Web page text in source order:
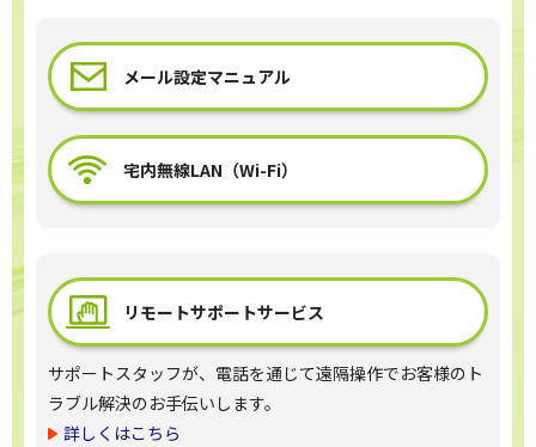
メール設定マニュアル
宅内無線LAN（Wi-Fi）
リモートサポートサービス
サポートスタッフが、電話を通じて遠隔操作でお客様のト
ラブル解決のお手伝いします。
詳しくはこちら